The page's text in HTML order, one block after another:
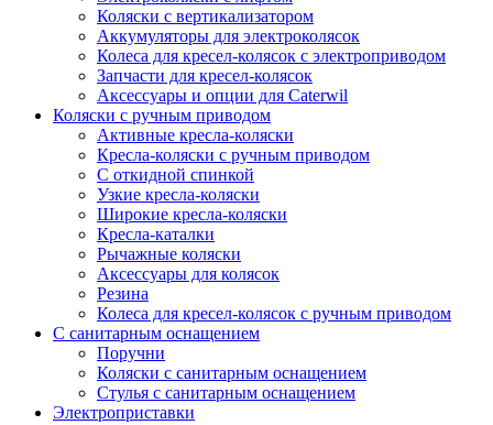
Коляски с вертикализатором
Аккумуляторы для электроколясок
Колеса для кресел-колясок с электроприводом
Запчасти для кресел-колясок
Аксессуары и опции для Caterwil
Коляски с ручным приводом
Активные кресла-коляски
Кресла-коляски с ручным приводом
С откидной спинкой
Узкие кресла-коляски
Широкие кресла-коляски
Кресла-каталки
Рычажные коляски
Аксессуары для колясок
Резина
Колеса для кресел-колясок с ручным приводом
С санитарным оснащением
Поручни
Коляски с санитарным оснащением
Стулья с санитарным оснащением
Электроприставки